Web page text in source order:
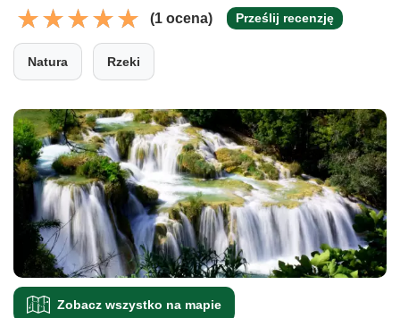
(1 ocena) Prześlij recenzję
Natura Rzeki
Zobacz wszystko na mapie